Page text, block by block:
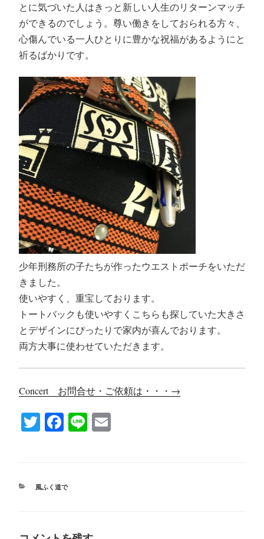
とに気づいた人はきっと新しい人生のリターンマッチ
ができるのでしょう。尊い働きをしておられる方々、
心傷んでいる一人ひとりに豊かな祝福があるようにと
祈るばかりです。
少年刑務所の子たちが作ったウエストポーチをいただ
きました。
使いやすく、重宝しております。
トートバックも使いやすくこちらも探していた大きさ
とデザインにぴったりで家内が喜んでおります。
両方大事に使わせていただきます。
Concert お問合せ・ご依頼は・・・→
T
r
Fa
ok
Li
カ
風ふく道で